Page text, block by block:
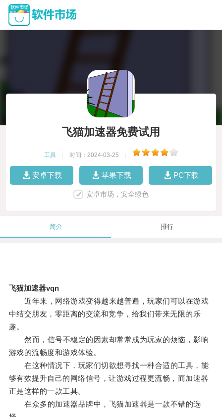
飞猫加速器免费试用
工具 时间：2024-03-25
安卓下载 苹果下载 PC下载
安卓市场，安全绿色
简介 排行
飞猫加速器vqn
近年来，网络游戏变得越来越普遍，玩家们可以在游戏
中结交朋友，零距离的交流和竞争，给我们带来无限的乐
趣。
然而，信号不稳定的因素却常常成为玩家的烦恼，影响
游戏的流畅度和游戏体验。
在这种情况下，玩家们切欲想寻找一种合适的工具，能
够有效提升自己的网络信号，让游戏过程更流畅，而加速器
正是这样的一款工具。
在众多的加速器品牌中，飞猫加速器是一款不错的选